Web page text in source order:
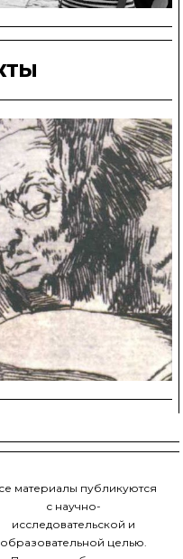
материалы публикуются
с научно-
исследовательской и
образовательной целью.